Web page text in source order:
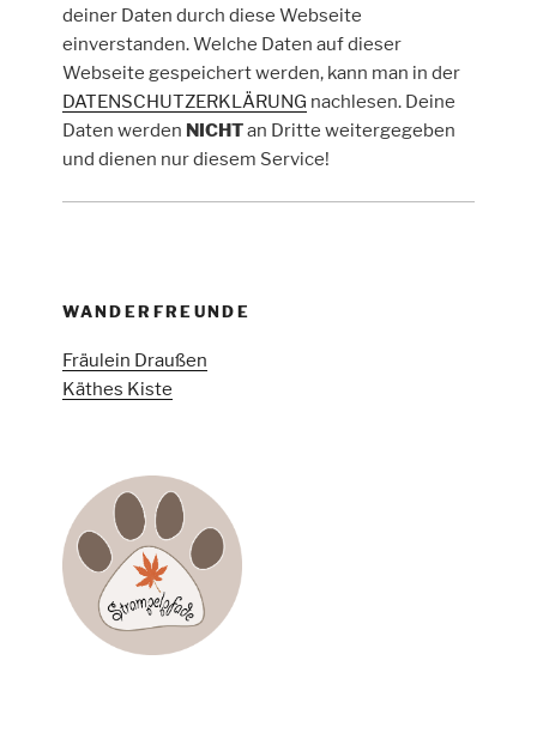
deiner Daten durch diese Webseite
einverstanden. Welche Daten auf dieser
Webseite gespeichert werden, kann man in der
DATENSCHUTZERKLÄRUNG nachlesen. Deine
Daten werden NICHTan Dritte weitergegeben
und dienen nur diesem Service!
WANDERFREUNDE
Fräulein Draußen
Käthes Kiste